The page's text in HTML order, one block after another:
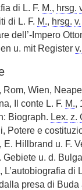
di L. F. M., hrsg.
di L. F. M., hrsg. v.
dell’-Impero
u. mit Register v.
Rom, Wien,
Il conte L. F. M.,
Biograph. Lex. z.
Potere e
E. Hillbrand u. F.
Gebiete u. d.
L’autobiografia di
presa di